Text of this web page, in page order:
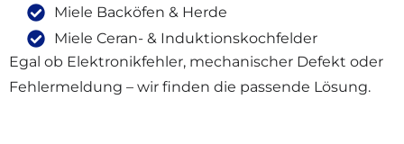
Miele Backöfen & Herde
Miele Ceran- & Induktionskochfelder
Egal ob Elektronikfehler, mechanischer Defekt oder
Fehlermeldung – wir finden die passende Lösung.